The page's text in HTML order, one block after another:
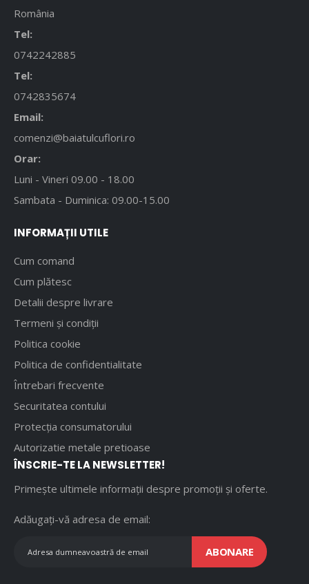
România
Tel:
0742242885
Tel:
0742835674
Email:
comenzi@baiatulcuflori.ro
Orar:
Luni - Vineri 09.00 - 18.00
Sambata - Duminica: 09.00-15.00
INFORMAȚII UTILE
Cum comand
Cum plătesc
Detalii despre livrare
Termeni și condiții
Politica cookie
Politica de confidentialitate
Întrebari frecvente
Securitatea contului
Protecția consumatorului
Autorizatie metale pretioase
ÎNSCRIE-TE LA NEWSLETTER!
Primește ultimele informații despre promoții și oferte.
Adăugați-vă adresa de email:
ABONARE